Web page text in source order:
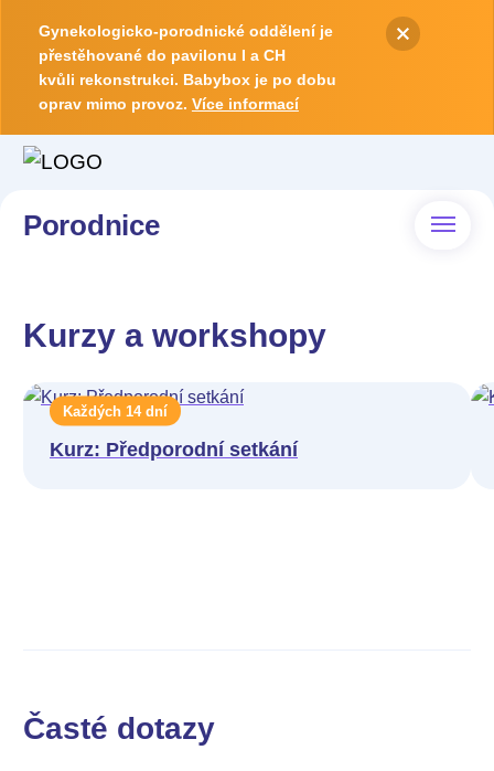
Gynekologicko-porodnické oddělení je
přestěhované do pavilonu I a CH
kvůli rekonstrukci. Babybox je po dobu
oprav mimo provoz. Více informací
Porodnice
Kurzy a workshopy
Každých 14 dní
Kurz: Předporodní setkání
Časté dotazy